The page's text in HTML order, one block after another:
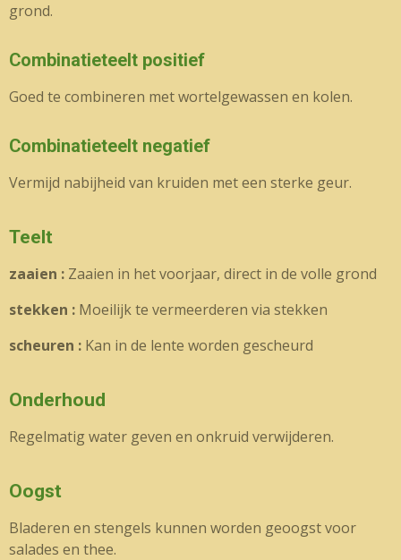
grond.
Combinatieteelt positief
Goed te combineren met wortelgewassen en kolen.
Combinatieteelt negatief
Vermijd nabijheid van kruiden met een sterke geur.
Teelt
zaaien : Zaaien in het voorjaar, direct in de volle grond
stekken : Moeilijk te vermeerderen via stekken
scheuren : Kan in de lente worden gescheurd
Onderhoud
Regelmatig water geven en onkruid verwijderen.
Oogst
Bladeren en stengels kunnen worden geoogst voor
salades en thee.